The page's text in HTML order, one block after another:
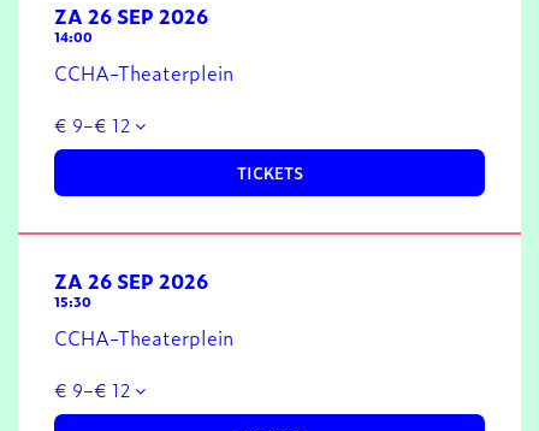
ZA 26 SEP 2026
14:00
CCHA-Theaterplein
€ 9–€ 12
TICKETS
ZA 26 SEP 2026
15:30
CCHA-Theaterplein
€ 9–€ 12